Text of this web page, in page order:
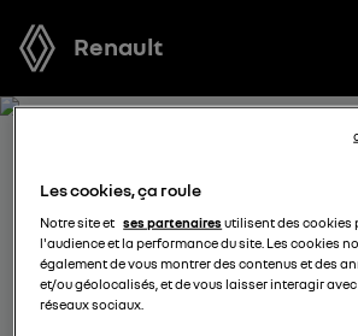
Renault
RECEVEZ
VOTRE OFFRE
RENAULT 5 E-TECH
Les cookies, ça roule
Notre site et ses partenairesutilisent des cookies
l'audience et la performance du site. Les cookies
également de vous montrer des contenus et des
et/ou géolocalisés, et de vous laisser interagir
réseaux sociaux.